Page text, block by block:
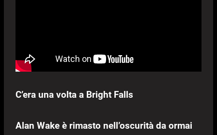
C’era una volta a Bright Falls
Alan Wake è rimasto nell’oscurità da ormai